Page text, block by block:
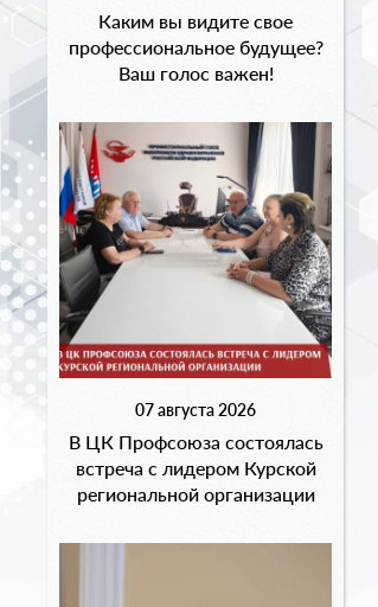
Каким вы видите свое
профессиональное будущее?
Ваш голос важен!
07 августа 2026
В ЦК Профсоюза состоялась
встреча с лидером Курской
региональной организации